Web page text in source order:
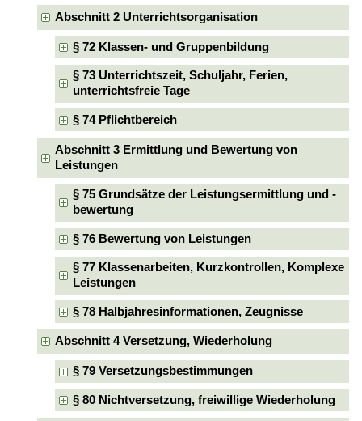
Abschnitt 2 Unterrichtsorganisation
§ 72 Klassen- und Gruppenbildung
§ 73 Unterrichtszeit, Schuljahr, Ferien,
unterrichtsfreie Tage
§ 74 Pflichtbereich
Abschnitt 3 Ermittlung und Bewertung von
Leistungen
§ 75 Grundsätze der Leistungsermittlung und -
bewertung
§ 76 Bewertung von Leistungen
§ 77 Klassenarbeiten, Kurzkontrollen, Komplexe
Leistungen
§ 78 Halbjahresinformationen, Zeugnisse
Abschnitt 4 Versetzung, Wiederholung
§ 79 Versetzungsbestimmungen
§ 80 Nichtversetzung, freiwillige Wiederholung